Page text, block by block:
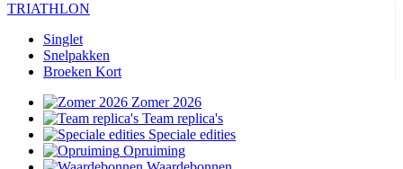
TRIATHLON
Singlet
Snelpakken
Broeken Kort
Zomer 2026
Team replica's
Speciale edities
Opruiming